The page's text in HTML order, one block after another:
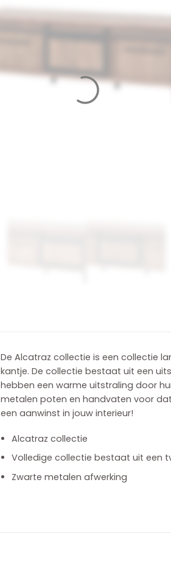
De Alcatraz collectie is een collectie
kantje. De collectie bestaat uit een
hebben een warme uitstraling door
metalen poten en handvaten voor
een aanwinst in jouw interieur!
Alcatraz collectie
Volledige collectie bestaat uit een
Zwarte metalen afwerking